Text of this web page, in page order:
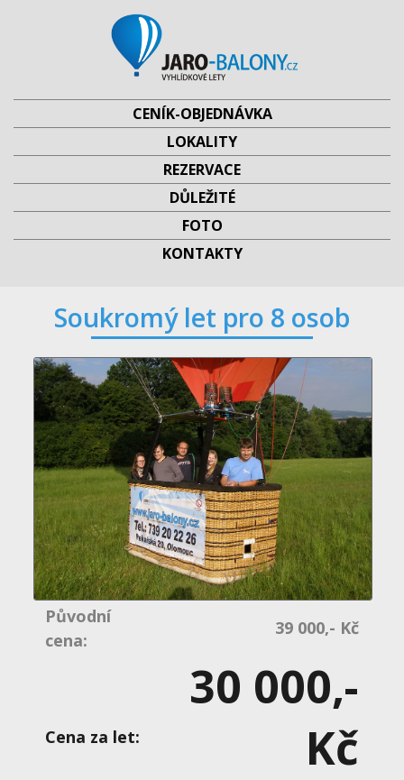
CENÍK-OBJEDNÁVKA
LOKALITY
REZERVACE
DŮLEŽITÉ
FOTO
KONTAKTY
Soukromý let pro 8 osob
Původní
cena:
39 000,- Kč
Cena za let:
30 000,-
Kč